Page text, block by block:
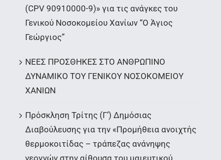
(CPV 90910000-9)» για τις ανάγκες του
Γενικού Νοσοκομείου Χανίων “Ο Άγιος
Γεώργιος”
ΝΕΕΣ ΠΡΟΣΘΗΚΕΣ ΣΤΟ ΑΝΘΡΩΠΙΝΟ
ΔΥΝΑΜΙΚΟ ΤΟΥ ΓΕΝΙΚΟΥ ΝΟΣΟΚΟΜΕΙΟΥ
ΧΑΝΙΩΝ
Πρόσκληση Τρίτης (Γ’) Δημόσιας
Διαβούλευσης για την «Προμήθεια ανοιχτής
θερμοκοιτίδας – τράπεζας ανάνηψης